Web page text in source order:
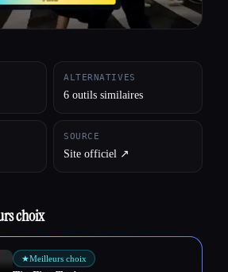
ALTERNATIVES
6 outils similaires
SOURCE
Site officiel ↗︎
choix
★Meilleurs choix